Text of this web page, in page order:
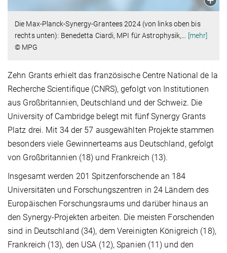
Die Max-Planck-Synergy-Grantees 2024 (von links oben bis
rechts unten): Benedetta Ciardi, MPI für Astrophysik,
[mehr]
© MPG
Zehn Grants erhielt das französische Centre National de la
Recherche Scientifique (CNRS), gefolgt von Institutionen
aus Großbritannien, Deutschland und der Schweiz. Die
University of Cambridge belegt mit fünf Synergy Grants
Platz drei. Mit 34 der 57 ausgewählten Projekte stammen
besonders viele Gewinnerteams aus Deutschland, gefolgt
von Großbritannien (18) und Frankreich (13).
Insgesamt werden 201 Spitzenforschende an 184
Universitäten und Forschungszentren in 24 Ländern des
Europäischen Forschungsraums und darüber hinaus an
den Synergy-Projekten arbeiten. Die meisten Forschenden
sind in Deutschland (34), dem Vereinigten Königreich (18),
Frankreich (13), den USA (12), Spanien (11) und den